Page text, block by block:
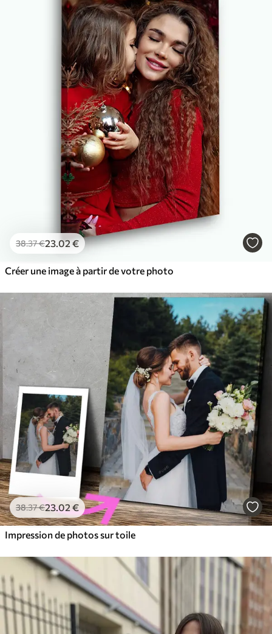
38.37€23 .02€
Créer une image à partir de votre photo
38.37€23 .02 €
Impression de photos sur toile